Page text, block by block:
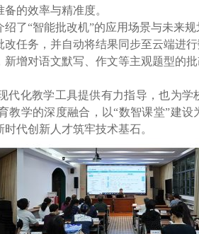
的效率与精准度。
了“智能批改机”的应用场景与未来规
任务，并自动将结果同步至云端进行
新增对语文默写、作文等主观题型的
代化教学工具提供有力指导，也为学
教学的深度融合，以“数智课堂”建设
代创新人才筑牢技术基石。